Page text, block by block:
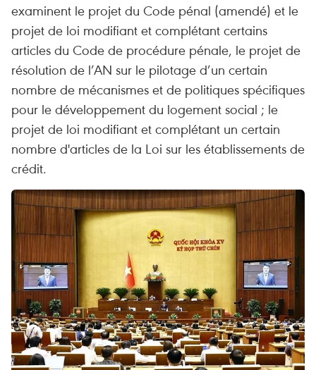
examinent le projet du Code pénal (amendé) et le
projet de loi modifiant et complétant certains
articles du Code de procédure pénale, le projet de
résolution de l’AN sur le pilotage d’un certain
nombre de mécanismes et de politiques spécifiques
pour le développement du logement social ; le
projet de loi modifiant et complétant un certain
nombre d'articles de la Loi sur les établissements de
crédit.